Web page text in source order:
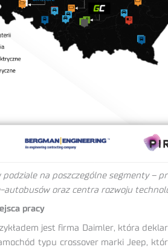
na poszczególne segmenty –
oraz centra rozwoju
pracy
jest firma Daimler, która
typu crossover marki Jeep,